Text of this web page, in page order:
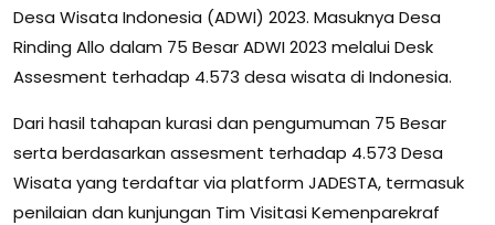
Desa Wisata Indonesia (ADWI) 2023. Masuknya Desa
Rinding Allo dalam 75 Besar ADWI 2023 melalui Desk
Assesment terhadap 4.573 desa wisata di Indonesia.
Dari hasil tahapan kurasi dan pengumuman 75 Besar
serta berdasarkan assesment terhadap 4.573 Desa
Wisata yang terdaftar via platform JADESTA, termasuk
penilaian dan kunjungan Tim Visitasi Kemenparekraf